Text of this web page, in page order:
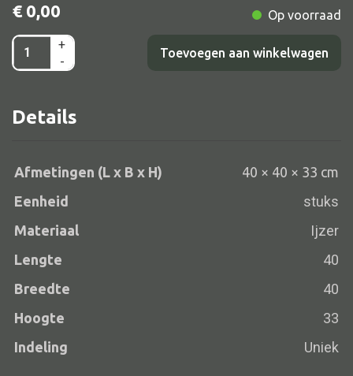
Kinderstoel
Kruk
Stoel overig
Bank gestoffeerd
Bank hout
Bank IJzer
Chaise longues
Poef
€ 0,00 Op voorraad
Onderstel
zwart
aantal
+
-
Toevoegen aan winkelwagen
Details
Afmetingen (L x B x H)
40 × 40 × 33 cm
Eenheid
stuks
Materiaal Ijzer
Lengte 40
Breedte 40
Hoogte 33
Indeling Uniek